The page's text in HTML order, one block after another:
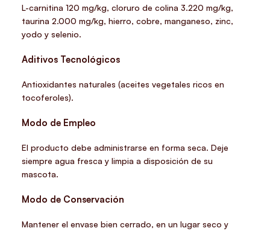
L-carnitina 120 mg/kg, cloruro de colina 3.220 mg/kg,
taurina 2.000 mg/kg, hierro, cobre, manganeso, zinc,
yodo y selenio.
Aditivos Tecnológicos
Antioxidantes naturales (aceites vegetales ricos en
tocoferoles).
Modo de Empleo
El producto debe administrarse en forma seca. Deje
siempre agua fresca y limpia a disposición de su
mascota.
Modo de Conservación
Mantener el envase bien cerrado, en un lugar seco y